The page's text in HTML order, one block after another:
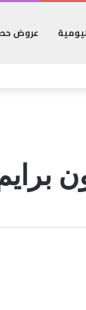
عروض